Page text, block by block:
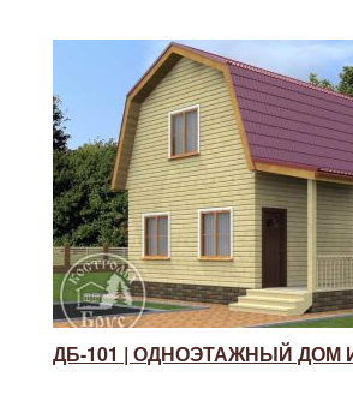
ДБ-101 | ОДНОЭТАЖНЫЙ ДОМ